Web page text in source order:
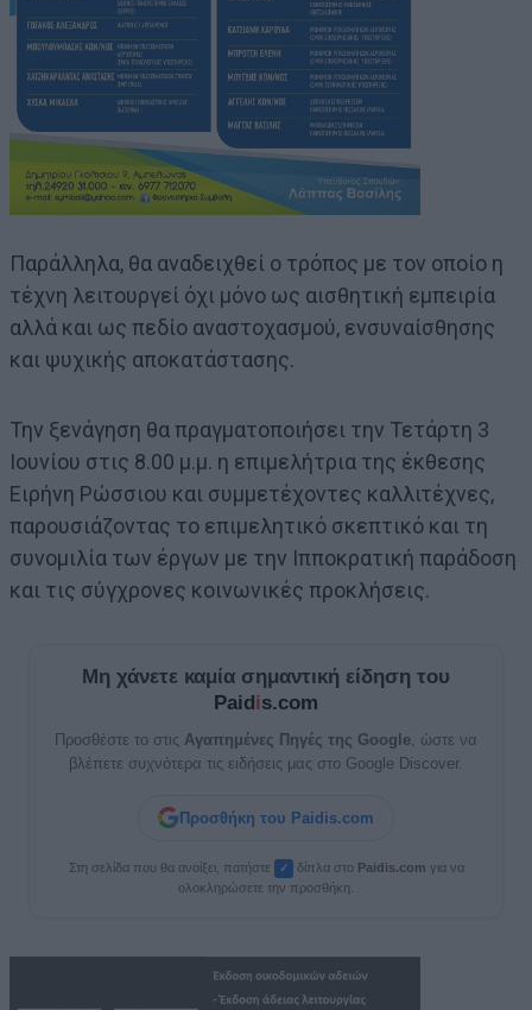
Παράλληλα, θα αναδειχθεί ο τρόπος με τον οποίο η
τέχνη λειτουργεί όχι μόνο ως αισθητική εμπειρία
αλλά και ως πεδίο αναστοχασμού, ενσυναίσθησης
και ψυχικής αποκατάστασης.
Την ξενάγηση θα πραγματοποιήσει την Τετάρτη 3
Ιουνίου στις 8.00 μ.μ. η επιμελήτρια της έκθεσης
Ειρήνη Ρώσσιου και συμμετέχοντες καλλιτέχνες,
παρουσιάζοντας το επιμελητικό σκεπτικό και τη
συνομιλία των έργων με την Ιπποκρατική παράδοση
και τις σύγχρονες κοινωνικές προκλήσεις.
Μη χάνετε καμία σημαντική είδηση του
Paidis.com
Προσθέστε το στις Αγαπημένες Πηγές της Google , ώστε να
βλέπετε συχνότερα τις ειδήσεις μας στο Google Discover.
Προσθήκη του Paidis.com
Στη σελίδα που θα ανοίξει, πατήστε ✓ δίπλα στο Paidis.com για να
ολοκληρώσετε την προσθήκη.